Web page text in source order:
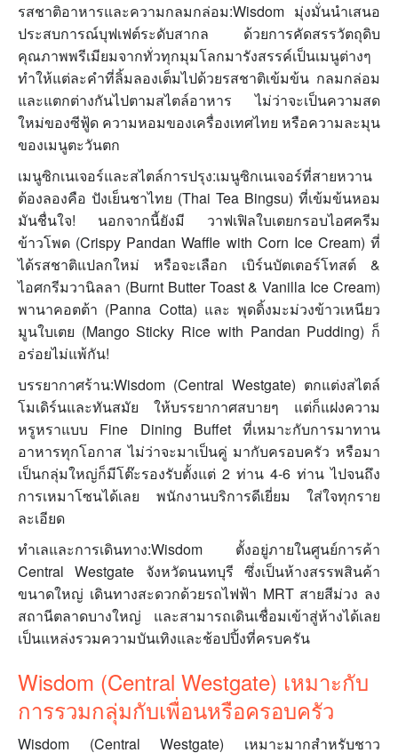
รสชาติอาหารและความกลมกล่อม:Wisdom มุ่งมั่นนำเสนอ
ประสบการณ์บุฟเฟต์ระดับสากล ด้วยการคัดสรรวัตถุดิบ
คุณภาพพรีเมียมจากทั่วทุกมุมโลกมารังสรรค์เป็นเมนูต่างๆ
ทำให้แต่ละคำที่ลิ้มลองเต็มไปด้วยรสชาติเข้มข้น กลมกล่อม
และแตกต่างกันไปตามสไตล์อาหาร ไม่ว่าจะเป็นความสด
ใหม่ของซีฟู้ด ความหอมของเครื่องเทศไทย หรือความละมุน
ของเมนูตะวันตก
เมนูซิกเนเจอร์และสไตล์การปรุง:เมนูซิกเนเจอร์ที่สายหวาน
ต้องลองคือ ปังเย็นชาไทย (Thai Tea Bingsu) ที่เข้มข้นหอม
มันชื่นใจ! นอกจากนี้ยังมี วาฟเฟิลใบเตยกรอบไอศครีม
ข้าวโพด (Crispy Pandan Waffle with Corn Ice Cream) ที่
ได้รสชาติแปลกใหม่ หรือจะเลือก เบิร์นบัตเตอร์โทสต์ &
ไอศกรีมวานิลลา (Burnt Butter Toast & Vanilla Ice Cream)
พานาคอตต้า (Panna Cotta) และ พุดดิ้งมะม่วงข้าวเหนียว
มูนใบเตย (Mango Sticky Rice with Pandan Pudding) ก็
อร่อยไม่แพ้กัน!
บรรยากาศร้าน:Wisdom (Central Westgate) ตกแต่งสไตล์
โมเดิร์นและทันสมัย ให้บรรยากาศสบายๆ แต่ก็แฝงความ
หรูหราแบบ Fine Dining Buffet ที่เหมาะกับการมาทาน
อาหารทุกโอกาส ไม่ว่าจะมาเป็นคู่ มากับครอบครัว หรือมา
เป็นกลุ่มใหญ่ก็มีโต๊ะรองรับตั้งแต่ 2 ท่าน 4-6 ท่าน ไปจนถึง
การเหมาโซนได้เลย พนักงานบริการดีเยี่ยม ใส่ใจทุกราย
ละเอียด
ทำเลและการเดินทาง:Wisdom ตั้งอยู่ภายในศูนย์การค้า
Central Westgate จังหวัดนนทบุรี ซึ่งเป็นห้างสรรพสินค้า
ขนาดใหญ่ เดินทางสะดวกด้วยรถไฟฟ้า MRT สายสีม่วง ลง
สถานีตลาดบางใหญ่ และสามารถเดินเชื่อมเข้าสู่ห้างได้เลย
เป็นแหล่งรวมความบันเทิงและช้อปปิ้งที่ครบครัน
Wisdom (Central Westgate) เหมาะกับ
การรวมกลุ่มกับเพื่อนหรือครอบครัว
Wisdom (Central Westgate) เหมาะมากสำหรับชาว